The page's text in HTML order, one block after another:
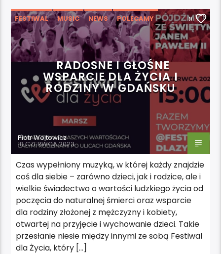
FESTIWAL MUSIC NEWS
POLECAMY
WYDARZENIA
0
RADOSNE I GŁOŚNE
WSPARCIE DLA ŻYCIA I
RODZINY W GDAŃSKU
Piotr Wojtowicz
18 CZERWCA 2023
Czas wypełniony muzyką, w której każdy znajdzie
coś dla siebie – zarówno dzieci, jak i rodzice, ale i
wielkie świadectwo o wartości ludzkiego życia od
poczęcia do naturalnej śmierci oraz wsparcie
dla rodziny złożonej z mężczyzny i kobiety,
otwartej na przyjęcie i wychowanie dzieci. Takie
przesłanie niesie między innymi ze sobą Festiwal
dla Życia, który […]